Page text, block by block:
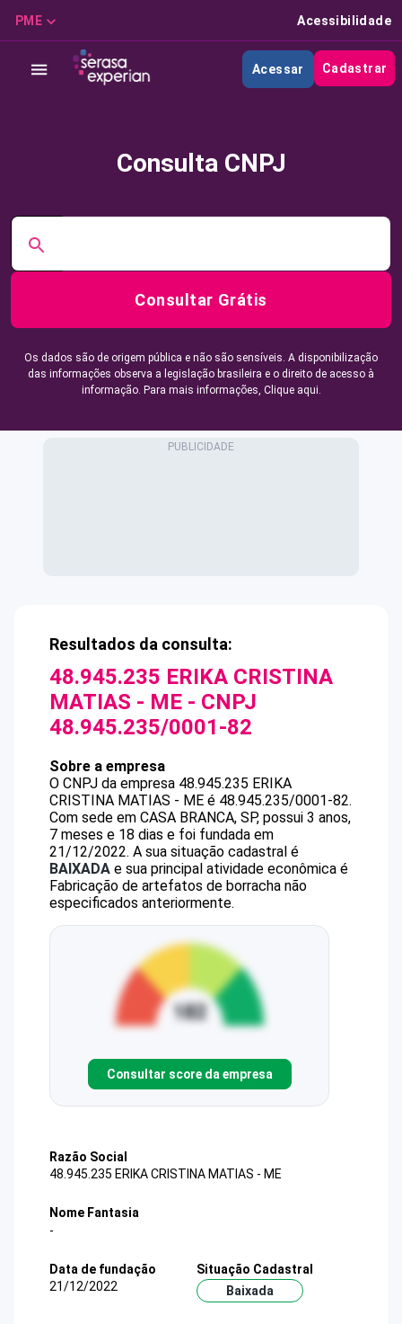
PME Acessibilidade
Acessar Cadastrar
Consulta CNPJ
Consultar Grátis
Os dados são de origem pública e não são sensíveis. A disponibilização
das informações observa a legislação brasileira e o direito de acesso à
informação. Para mais informações, Clique aqui.
Resultados da consulta:
48.945.235 ERIKA CRISTINA
MATIAS - ME - CNPJ
48.945.235/0001-82
Sobre a empresa
O CNPJ da empresa 48.945.235 ERIKA
CRISTINA MATIAS - ME é 48.945.235/0001-82.
Com sede em CASA BRANCA, SP, possui 3 anos,
7 meses e 18 dias e foi fundada em
21/12/2022. A sua situação cadastral é
BAIXADA e sua principal atividade econômica é
Fabricação de artefatos de borracha não
especificados anteriormente.
Consultar score da empresa
Razão Social
48.945.235 ERIKA CRISTINA MATIAS - ME
Nome Fantasia
-
Data de fundação
21/12/2022
Situação Cadastral
Baixada